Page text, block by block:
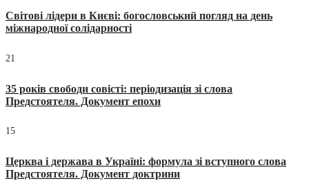
Світові лідери в Києві: богословський погляд на день
міжнародної солідарності
21
35 років свободи совісті: періодизація зі слова
Предстоятеля. Документ епохи
15
Церква і держава в Україні: формула зі вступного слова
Предстоятеля. Документ доктрини